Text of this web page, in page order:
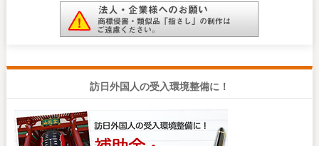
訪日外国人の受入環境整備に！